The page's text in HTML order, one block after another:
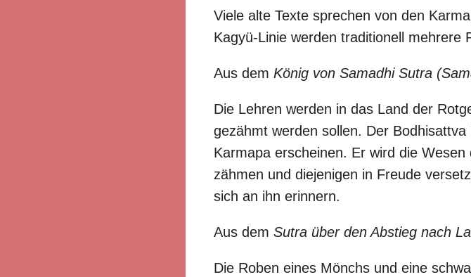
Viele alte Texte sprechen von den
Kagyü-Linie werden traditionell mehrere
Aus dem König von Samadhi Sutra
Die Lehren werden in das Land der
gezähmt werden sollen. Der
Karmapa erscheinen. Er wird die
zähmen und diejenigen in Freude
sich an ihn erinnern.
Aus dem Sutra über den Abstieg nach
Die Roben eines Mönchs und eine